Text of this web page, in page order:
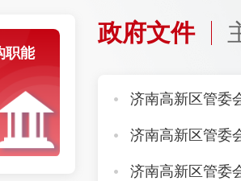
职能
政府文件